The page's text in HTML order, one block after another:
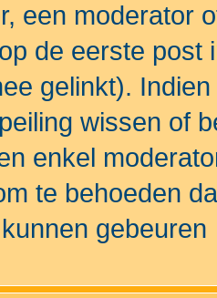
een moderator
de eerste post
gelinkt).
wissen of
enkel
te behoeden
gebeuren